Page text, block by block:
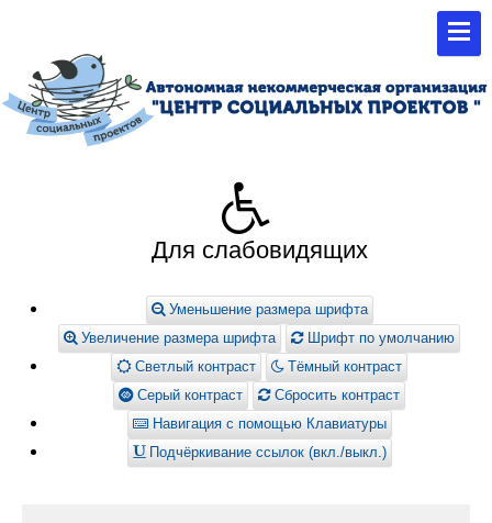
Для слабовидящих
Уменьшение размера шрифта
Увеличение размера шрифта
Шрифт по умолчанию
Светлый контраст
Тёмный контраст
Серый контраст
Сбросить контраст
Навигация с помощью Клавиатуры
Подчёркивание ссылок (вкл./выкл.)